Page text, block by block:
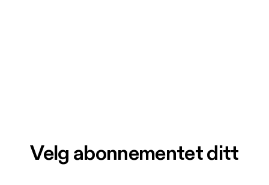
Velg abonnementet ditt